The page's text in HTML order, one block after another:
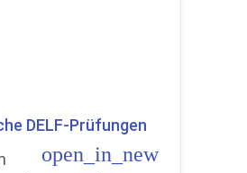
DELF-Prüfungen
open_in_new